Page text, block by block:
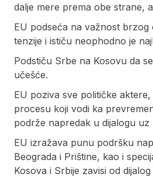
dalje mere prema obe strane,
EU podseća na važnost
tenzije i ističu neophodno je
Podstiču Srbe na Kosovu da
učešće.
EU poziva sve političke
procesu koji vodi ka
podrže napredak u dijalogu uz
EU izražava punu podršku
Beograda i Prištine, kao i
Kosova i Srbije zavisi od